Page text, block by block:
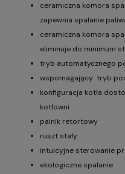
ceramiczna komora
zapewnia spalanie
ceramiczna komora
eliminuje do minimum
tryb automatycznego
wspomagający tryb
konfiguracja kotła
kotłowni
palnik retortowy
ruszt stały
intuicyjne sterowanie
ekologiczne spalanie